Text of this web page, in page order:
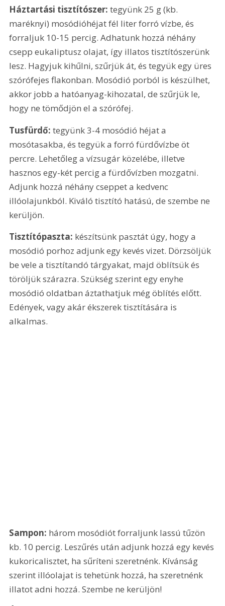
Háztartási tisztítószer: tegyünk 25 g (kb.
maréknyi) mosódióhéjat fél liter forró vízbe, és
forraljuk 10-15 percig. Adhatunk hozzá néhány
csepp eukaliptusz olajat, így illatos tisztítószerünk
lesz. Hagyjuk kihűlni, szűrjük át, és tegyük egy üres
szórófejes flakonban. Mosódió porból is készülhet,
akkor jobb a hatóanyag-kihozatal, de szűrjük le,
hogy ne tömődjön el a szórófej.
Tusfürdő: tegyünk 3-4 mosódió héjat a
mosótasakba, és tegyük a forró fürdővízbe öt
percre. Lehetőleg a vízsugár közelébe, illetve
hasznos egy-két percig a fürdővízben mozgatni.
Adjunk hozzá néhány cseppet a kedvenc
illóolajunkból. Kiváló tisztító hatású, de szembe ne
kerüljön.
Tisztítópaszta: készítsünk pasztát úgy, hogy a
mosódió porhoz adjunk egy kevés vizet. Dörzsöljük
be vele a tisztítandó tárgyakat, majd öblítsük és
töröljük szárazra. Szükség szerint egy enyhe
mosódió oldatban áztathatjuk még öblítés előtt.
Edények, vagy akár ékszerek tisztítására is
alkalmas.
Sampon: három mosódiót forraljunk lassú tűzön
kb. 10 percig. Leszűrés után adjunk hozzá egy kevés
kukoricalisztet, ha sűríteni szeretnénk. Kívánság
szerint illóolajat is tehetünk hozzá, ha szeretnénk
illatot adni hozzá. Szembe ne kerüljön!